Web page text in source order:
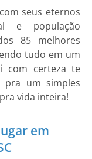
seus eternos
e população
85 melhores
tudo em um
com certeza te
pra um simples
vida inteira!
em